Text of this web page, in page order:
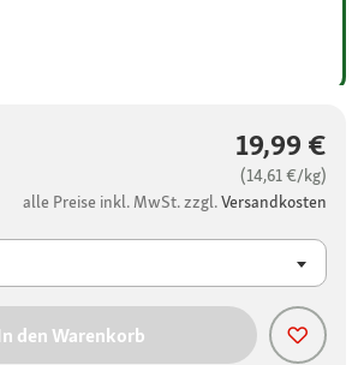
19,99 €
(14,61 €/kg)
alle Preise inkl. MwSt. zzgl.Versandkosten
den Warenkorb